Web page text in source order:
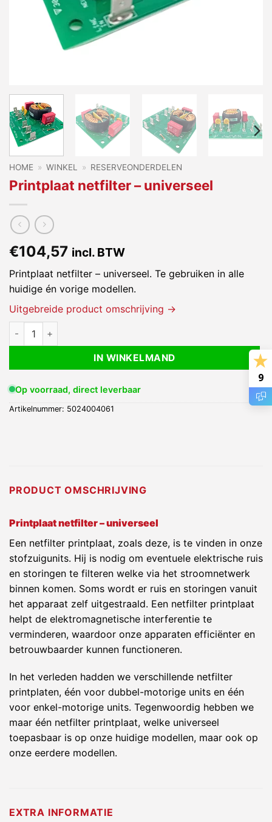
HOME » WINKEL » RESERVEONDERDELEN
Printplaat netfilter – universeel
€104,57 incl. BTW
Printplaat netfilter – universeel. Te gebruiken in alle
huidige én vorige modellen.
Uitgebreide product omschrijving →
Printplaat netfilter - universeel aantal
IN WINKELMAND
Op voorraad, direct leverbaar
Artikelnummer: 5024004061
PRODUCT OMSCHRIJVING
Printplaat netfilter – universeel
Een netfilter printplaat, zoals deze, is te vinden in onze
stofzuigunits. Hij is nodig om eventuele elektrische ruis
en storingen te filteren welke via het stroomnetwerk
binnen komen. Soms wordt er ruis en storingen vanuit
het apparaat zelf uitgestraald. Een netfilter printplaat
helpt de elektromagnetische interferentie te
verminderen, waardoor onze apparaten efficiënter en
betrouwbaarder kunnen functioneren.
In het verleden hadden we verschillende netfilter
printplaten, één voor dubbel-motorige units en één
voor enkel-motorige units. Tegenwoordig hebben we
maar één netfilter printplaat, welke universeel
toepasbaar is op onze huidige modellen, maar ook op
onze eerdere modellen.
EXTRA INFORMATIE
9